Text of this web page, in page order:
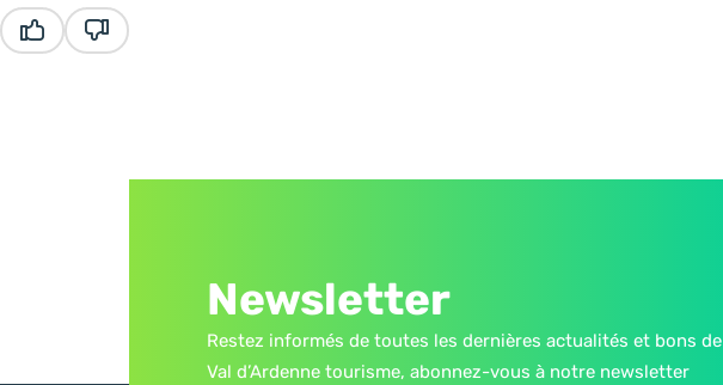
Newsletter
Restez informés de toutes les dernières actualités et bons de
Val d’Ardenne tourisme, abonnez-vous à notre newsletter